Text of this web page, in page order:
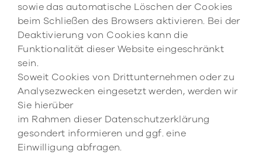
sowie das automatische Löschen der Cookies
beim Schließen des Browsers aktivieren. Bei der
Deaktivierung von Cookies kann die
Funktionalität dieser Website eingeschränkt
sein.
Soweit Cookies von Drittunternehmen oder zu
Analysezwecken eingesetzt werden, werden wir
Sie hierüber
im Rahmen dieser Datenschutzerklärung
gesondert informieren und ggf. eine
Einwilligung abfragen.